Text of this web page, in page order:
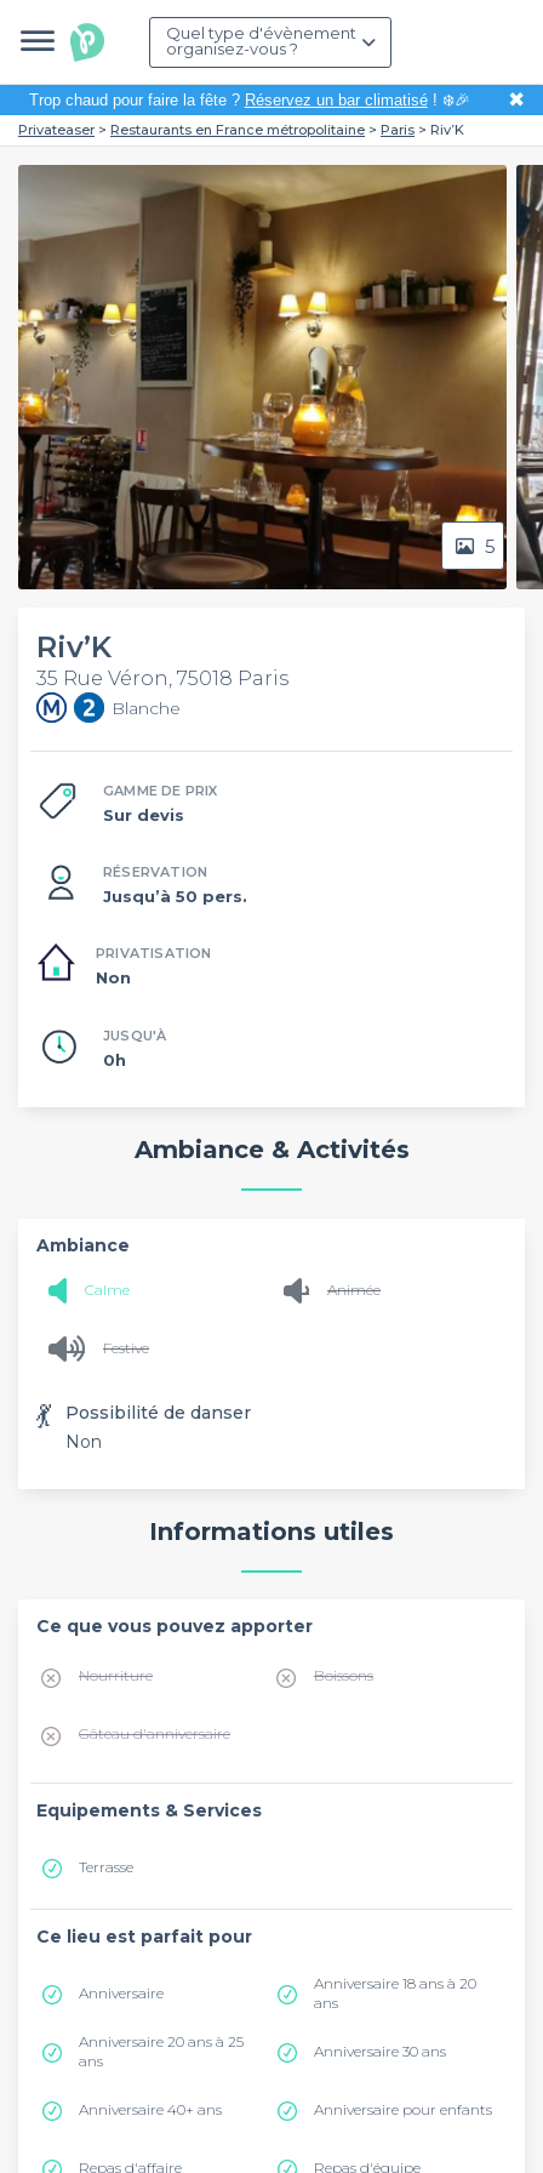
Quel type d'évènement
organisez-vous ?
Trop chaud pour faire la fête ? Réservez un bar climatisé! ❄️🎉 ✖
Privateaser Restaurants en France métropolitaine Paris Riv’K
5
Riv’K
35 Rue Véron, 75018 Paris
Blanche
GAMME DE PRIX
Sur devis
RÉSERVATION
Jusqu’à 50 pers.
PRIVATISATION
Non
JUSQU'À
0h
Ambiance & Activités
Ambiance
Calme Animée
Festive
💃
Possibilité de danser
Non
Informations utiles
Ce que vous pouvez apporter
Nourriture Boissons
Gâteau d'anniversaire
Equipements & Services
Terrasse
Ce lieu est parfait pour
Anniversaire
Anniversaire 18 ans à 20
ans
Anniversaire 20 ans à 25
ans
Anniversaire 30 ans
Anniversaire 40+ ans Anniversaire pour enfants
Repas d'affaire Repas d'équipe